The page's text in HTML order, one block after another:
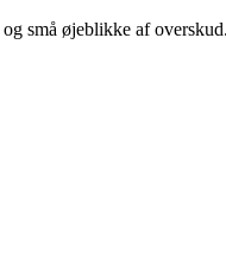
små øjeblikke af